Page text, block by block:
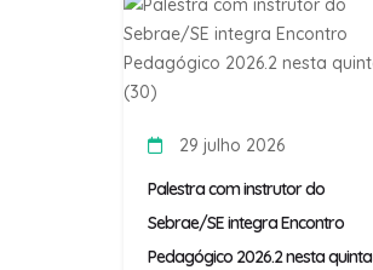
29 julho 2026
Palestra com instrutor do
Sebrae/SE integra Encontro
Pedagógico 2026.2 nesta quinta